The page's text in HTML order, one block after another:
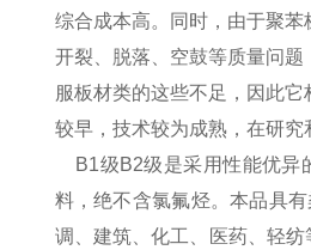
综合成本高。同时，由于聚
开裂、脱落、空鼓等质量问
服板材类的这些不足，因此
较早，技术较为成熟，在研究
B1级B2级是采用性能优异
料，绝不含氯氟烃。本品具
调、建筑、化工、医药、轻